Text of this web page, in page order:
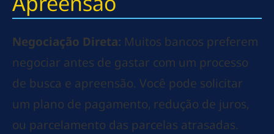
Negociação Direta: Muitos bancos preferem
negociar antes de gastar com um processo
de busca e apreensão. Você pode solicitar
um plano de pagamento, redução de juros,
ou parcelamento das parcelas atrasadas.